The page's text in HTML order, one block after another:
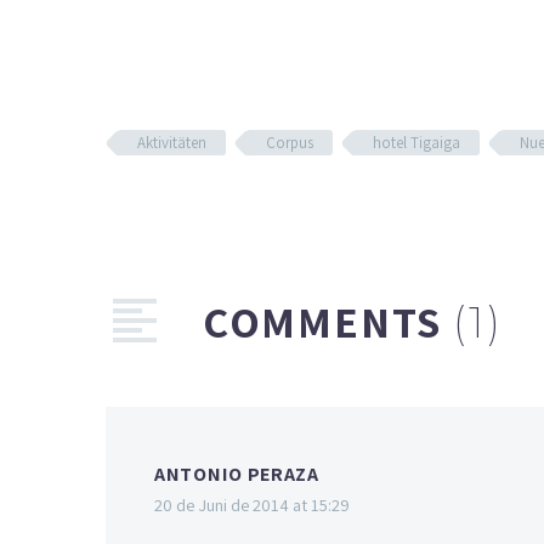
Aktivitäten Corpus hotel Tigaiga
COMMENTS (1)
ANTONIO PERAZA
20 de Juni de 2014 at 15:29